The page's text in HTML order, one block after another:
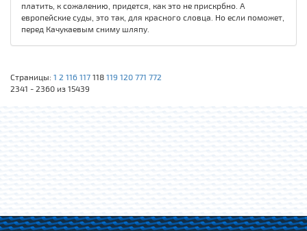
платить, к сожалению, придется, как это не прискрбно. А
европейские суды, это так, для красного словца. Но если поможет,
перед Качукаевым сниму шляпу.
Страницы: 1 2 116 117 118 119 120 771 772
2341 - 2360 из 15439